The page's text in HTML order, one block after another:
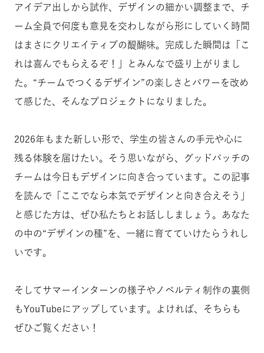
アイデア出しから試作、デザインの細かい調整まで、チ
ーム全員で何度も意見を交わしながら形にしていく時間
はまさにクリエイティブの醍醐味。完成した瞬間は「こ
れは喜んでもらえるぞ！」とみんなで盛り上がりまし
た。“チームでつくるデザイン”の楽しさとパワーを改め
て感じた、そんなプロジェクトになりました。
2026年もまた新しい形で、学生の皆さんの手元や心に
残る体験を届けたい。そう思いながら、グッドパッチの
チームは今日もデザインに向き合っています。この記事
を読んで「ここでなら本気でデザインと向き合えそう」
と感じた方は、ぜひ私たちとお話ししましょう。あなた
の中の“デザインの種”を、一緒に育てていけたらうれし
いです。
そしてサマーインターンの様子やノベルティ制作の裏側
もYouTubeにアップしています。よければ、そちらも
ぜひご覧ください！